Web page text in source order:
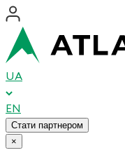
UA
EN
Стати партнером
×